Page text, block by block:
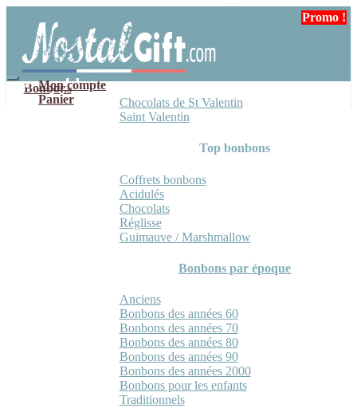
navigation
contenu
Mon compte
Panier
Bonbons
Chocolats de St Valentin
Saint Valentin
Top bonbons
Coffrets bonbons
Acidulés
Chocolats
Réglisse
Guimauve / Marshmallow
Bonbons par époque
Anciens
Bonbons des années 60
Bonbons des années 70
Bonbons des années 80
Bonbons des années 90
Bonbons des années 2000
Bonbons pour les enfants
Traditionnels
Promo !
Promo !
Promo !